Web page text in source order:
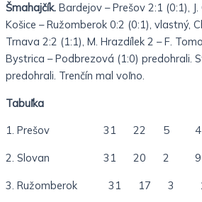
Šmahajčík. Bardejov – Prešov 2:1 (0:1), J.
Košice – Ružomberok 0:2 (0:1), vlastný,
Trnava 2:2 (1:1), M. Hrazdílek 2 – F.
Bystrica – Podbrezová (1:0) predohrali.
predohrali. Trenčín mal voľno.
Tabuľka
1. Prešov 31 22 5 4
2. Slovan 31 20 2 9
3. Ružomberok 31 17 3